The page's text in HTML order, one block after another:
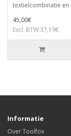
textielcombinatie
45,00€
Excl. BTW:37,19€
Informatie
Over Toolfox